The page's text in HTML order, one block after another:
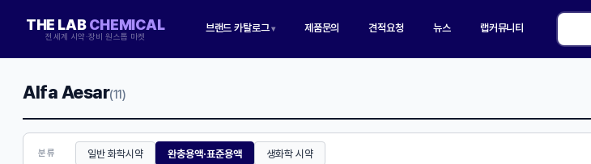
THE LABCHEMICAL
전세계 시약·장비 원스톱 마켓
브랜드 카탈로그▾ 제품문의 견적요청 뉴스 랩커뮤니티
Alfa Aesar(11)
분류 일반 화학시약 완충용액·표준용액 생화학 시약